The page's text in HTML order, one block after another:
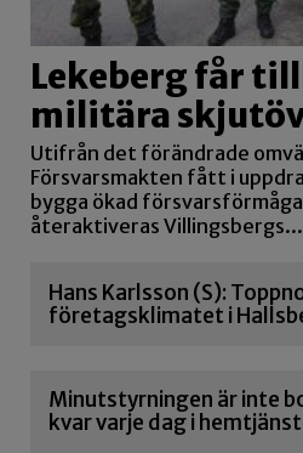
Lekeberg får
militära
Utifrån det förändrade
Försvarsmakten fått i
bygga ökad
återaktiveras Villingsbergs...
Hans Karlsson (S):
företagsklimatet i
Minutstyrningen är inte
kvar varje dag i